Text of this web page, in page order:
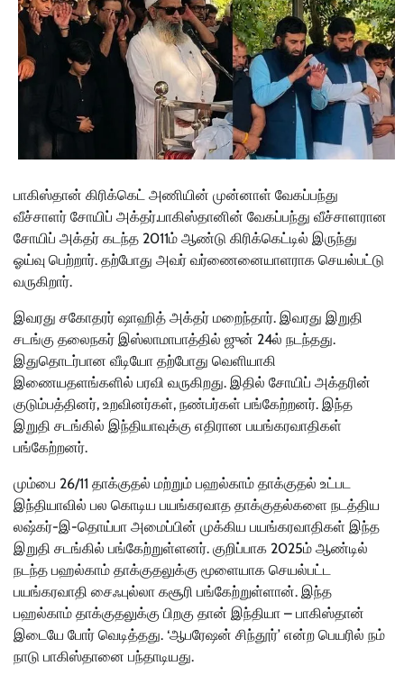
பாகிஸ்தான் கிரிக்கெட் அணியின் முன்னாள் வேகப்பந்து
வீச்சாளர் சோயிப் அக்தர்.பாகிஸ்தானின் வேகப்பந்து வீச்சாளரான
சோயிப் அக்தர் கடந்த 2011ம் ஆண்டு கிரிக்கெட்டில் இருந்து
ஓய்வு பெற்றார். தற்போது அவர் வர்ணைனையாளராக செயல்பட்டு
வருகிறார்.
இவரது சகோதரர் ஷாஹித் அக்தர் மறைந்தார். இவரது இறுதி
சடங்கு தலைநகர் இஸ்லாமாபாத்தில் ஜுன் 24ல் நடந்தது.
இதுதொடர்பான வீடியோ தற்போது வெளியாகி
இணையதளங்களில் பரவி வருகிறது. இதில் சோயிப் அக்தரின்
குடும்பத்தினர், உறவினர்கள், நண்பர்கள் பங்கேற்றனர். இந்த
இறுதி சடங்கில் இந்தியாவுக்கு எதிரான பயங்கரவாதிகள்
பங்கேற்றனர்.
மும்பை 26/11 தாக்குதல் மற்றும் பஹல்காம் தாக்குதல் உட்பட
இந்தியாவில் பல கொடிய பயங்கரவாத தாக்குதல்களை நடத்திய
லஷ்கர்-இ-தொய்பா அமைப்பின் முக்கிய பயங்கரவாதிகள் இந்த
இறுதி சடங்கில் பங்கேற்றுள்ளனர். குறிப்பாக 2025ம் ஆண்டில்
நடந்த பஹல்காம் தாக்குதலுக்கு மூளையாக செயல்பட்ட
பயங்கரவாதி சைஃபுல்லா கசூரி பங்கேற்றுள்ளான். இந்த
பஹல்காம் தாக்குதலுக்கு பிறகு தான் இந்தியா – பாகிஸ்தான்
இடையே போர் வெடித்தது. ‘ஆபரேஷன் சிந்தூர்’ என்ற பெயரில் நம்
நாடு பாகிஸ்தானை பந்தாடியது.